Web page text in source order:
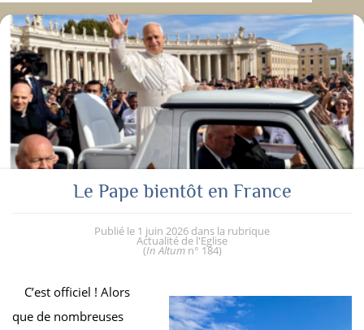
Le Pape bientôt en France
Publié le 1 juin 2026 dans la rubrique
Actualité de l'Eglise
(In Altumn° 184)
C’est officiel ! Alors
que de nombreuses